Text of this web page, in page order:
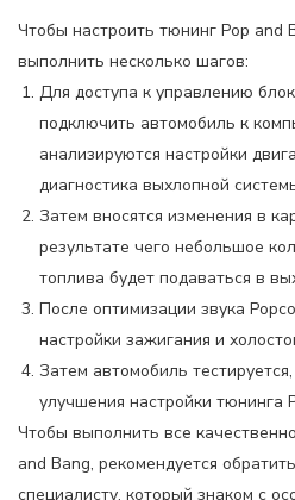
Чтобы настроить тюнинг Pop and
выполнить несколько шагов:
Для доступа к управлению
подключить автомобиль к
анализируются настройки
диагностика выхлопной
Затем вносятся изменения в
результате чего небольшое
топлива будет подаваться в
После оптимизации звука
настройки зажигания и
Затем автомобиль
улучшения настройки тюнинга
Чтобы выполнить все
and Bang, рекомендуется
специалисту, который знаком с